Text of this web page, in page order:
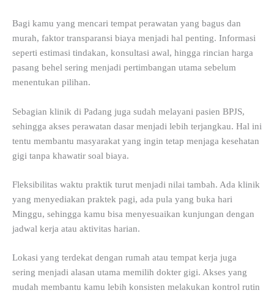
Bagi kamu yang mencari tempat perawatan yang bagus dan
murah, faktor transparansi biaya menjadi hal penting. Informasi
seperti estimasi tindakan, konsultasi awal, hingga rincian harga
pasang behel sering menjadi pertimbangan utama sebelum
menentukan pilihan.
Sebagian klinik di Padang juga sudah melayani pasien BPJS,
sehingga akses perawatan dasar menjadi lebih terjangkau. Hal ini
tentu membantu masyarakat yang ingin tetap menjaga kesehatan
gigi tanpa khawatir soal biaya.
Fleksibilitas waktu praktik turut menjadi nilai tambah. Ada klinik
yang menyediakan praktek pagi, ada pula yang buka hari
Minggu, sehingga kamu bisa menyesuaikan kunjungan dengan
jadwal kerja atau aktivitas harian.
Lokasi yang terdekat dengan rumah atau tempat kerja juga
sering menjadi alasan utama memilih dokter gigi. Akses yang
mudah membantu kamu lebih konsisten melakukan kontrol rutin